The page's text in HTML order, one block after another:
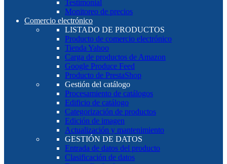
Testimonial
Monitoreo de precios
Comercio electrónico
LISTADO DE PRODUCTOS
Producto de comercio electrónico
Tienda Yahoo
Carga de productos de Amazon
Google Produce Feed
Producto de PrestaShop
Gestión del catálogo
Procesamiento de catálogos
Edificio de catálogo
Categorización de productos
Edición de imagen
Actualización y mantenimiento
GESTIÓN DE DATOS
Entrada de datos del producto
Clasificación de datos